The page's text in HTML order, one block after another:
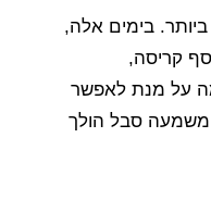
בימים אלה,
קריסה,
על מנת לאפשר
משמעה סבל הולך